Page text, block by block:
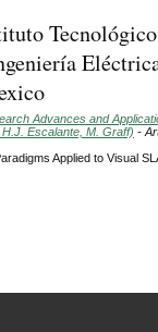
Advances and
Escalante, M. Graff) -
Applied to Visual